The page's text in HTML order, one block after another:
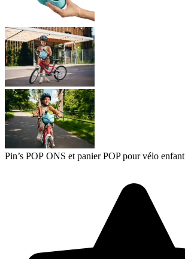
Pin’s POP ONS et panier POP pour vélo enfant